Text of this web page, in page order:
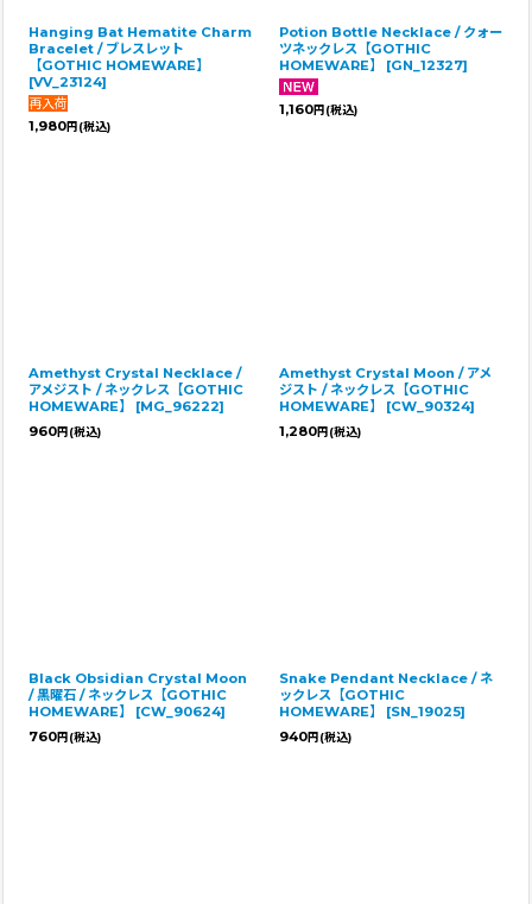
Hanging Bat Hematite Charm
Bracelet / ブレスレット
【GOTHIC HOMEWARE】
[VV_23124]
1,980円 (税込)
Potion Bottle Necklace / クォー
ツネックレス【GOTHIC
HOMEWARE】
[GN_12327]
1,160円 (税込)
Amethyst Crystal Necklace /
アメジスト / ネックレス【GOTHIC
HOMEWARE】
[MG_96222]
960円 (税込)
Amethyst Crystal Moon / アメ
ジスト / ネックレス【GOTHIC
HOMEWARE】
[CW_90324]
1,280円 (税込)
Black Obsidian Crystal Moon
/ 黒曜石 / ネックレス【GOTHIC
HOMEWARE】
[CW_90624]
760円 (税込)
Snake Pendant Necklace / ネ
ックレス【GOTHIC
HOMEWARE】
[SN_19025]
940円 (税込)